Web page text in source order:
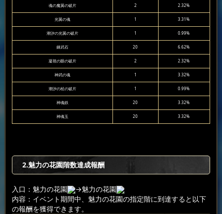
魂の魔翼の破片 2 2.32%
光翼の魂 1 3.31%
潮汐の光翼の破片 1 0.99%
錬武石 20 6.62%
凝視の眼の破片 2 2.32%
神武の魂 1 3.32%
潮汐の杖の破片 1 0.99%
神魂鉄 20 3.32%
神魂玉 20 3.32%
2.魅力の花園階数達成報酬
入口：魅力の花園
→魅力の花園
内容：イベント期間中、魅力の花園の指定階に到達すると以下
の報酬を獲得できます。